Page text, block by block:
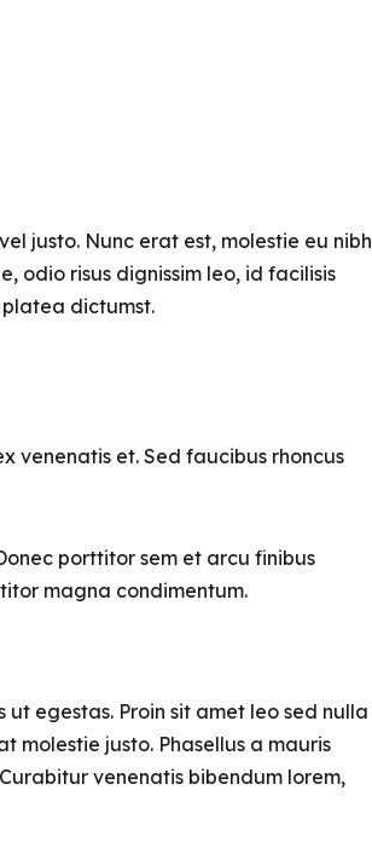
justo. Nunc erat est, molestie eu nibh
odio risus dignissim leo, id facilisis
platea dictumst.
venenatis et. Sed faucibus rhoncus
porttitor sem et arcu finibus
magna condimentum.
egestas. Proin sit amet leo sed nulla
molestie justo. Phasellus a mauris
venenatis bibendum lorem,